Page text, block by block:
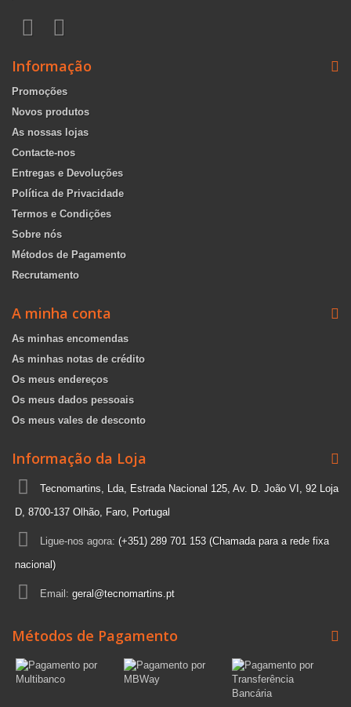
Informação
Promoções
Novos produtos
As nossas lojas
Contacte-nos
Entregas e Devoluções
Política de Privacidade
Termos e Condições
Sobre nós
Métodos de Pagamento
Recrutamento
A minha conta
As minhas encomendas
As minhas notas de crédito
Os meus endereços
Os meus dados pessoais
Os meus vales de desconto
Informação da Loja
Tecnomartins, Lda, Estrada Nacional 125, Av. D. João VI, 92 Loja
D, 8700-137 Olhão, Faro, Portugal
Ligue-nos agora: (+351) 289 701 153 (Chamada para a rede fixa
nacional)
Email: geral@tecnomartins.pt
Métodos de Pagamento